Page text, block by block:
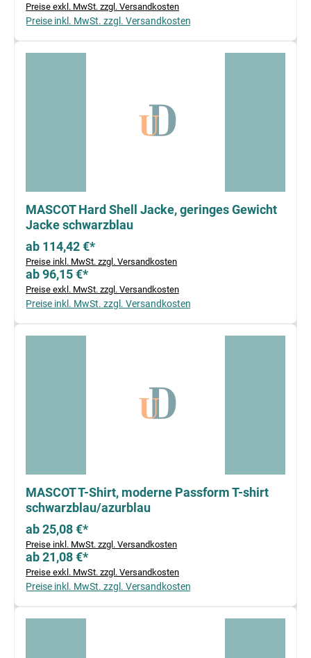
Preise exkl. MwSt. zzgl. Versandkosten
Preise inkl. MwSt. zzgl. Versandkosten
MASCOT Hard Shell Jacke, geringes Gewicht
Jacke schwarzblau
ab 114,42 €*
Preise inkl. MwSt. zzgl. Versandkosten
ab 96,15 €*
Preise exkl. MwSt. zzgl. Versandkosten
Preise inkl. MwSt. zzgl. Versandkosten
MASCOT T-Shirt, moderne Passform T-shirt
schwarzblau/azurblau
ab 25,08 €*
Preise inkl. MwSt. zzgl. Versandkosten
ab 21,08 €*
Preise exkl. MwSt. zzgl. Versandkosten
Preise inkl. MwSt. zzgl. Versandkosten